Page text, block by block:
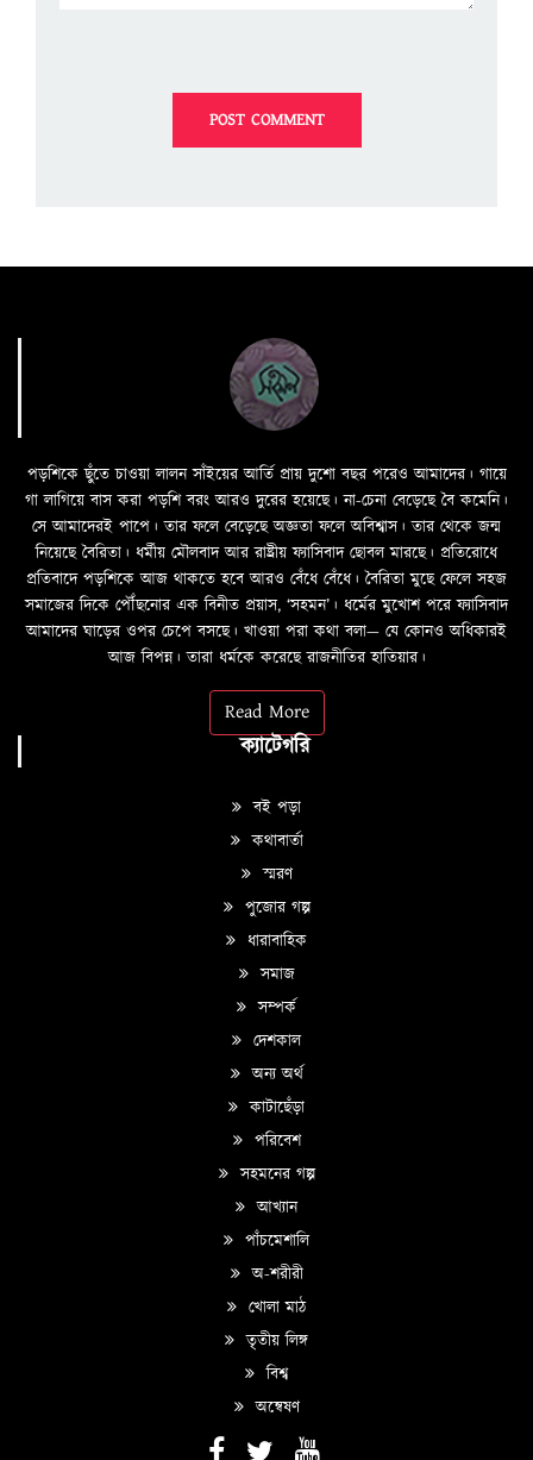
পড়শিকে ছুঁতে চাওয়া লালন সাঁইয়ের আর্তি প্রায় দুশো বছর পরেও আমাদের। গায়ে
গা লাগিয়ে বাস করা পড়শি বরং আরও দুরের হয়েছে। না-চেনা বেড়েছে বৈ কমেনি।
সে আমাদেরই পাপে। তার ফলে বেড়েছে অজ্ঞতা ফলে অবিশ্বাস। তার থেকে জন্ম
নিয়েছে বৈরিতা। ধর্মীয় মৌলবাদ আর রাষ্ট্রীয় ফ্যাসিবাদ ছোবল মারছে। প্রতিরোধে
প্রতিবাদে পড়শিকে আজ থাকতে হবে আরও বেঁধে বেঁধে। বৈরিতা মুছে ফেলে সহজ
সমাজের দিকে পৌঁছনোর এক বিনীত প্রয়াস, ‘সহমন’। ধর্মের মুখোশ পরে ফ্যাসিবাদ
আমাদের ঘাড়ের ওপর চেপে বসছে। খাওয়া পরা কথা বলা—­­ যে কোনও অধিকারই
আজ বিপন্ন। তারা ধর্মকে করেছে রাজনীতির হাতিয়ার।
Read More
ক্যাটেগরি
বই পড়া
কথাবার্তা
স্মরণ
পুজোর গল্প
ধারাবাহিক
সমাজ
সম্পর্ক
দেশকাল
অন্য অর্থ
কাটাছেঁড়া
পরিবেশ
সহমনের গল্প
আখ্যান
পাঁচমেশালি
অ-শরীরী
খোলা মাঠ
তৃতীয় লিঙ্গ
বিশ্ব
অন্বেষণ